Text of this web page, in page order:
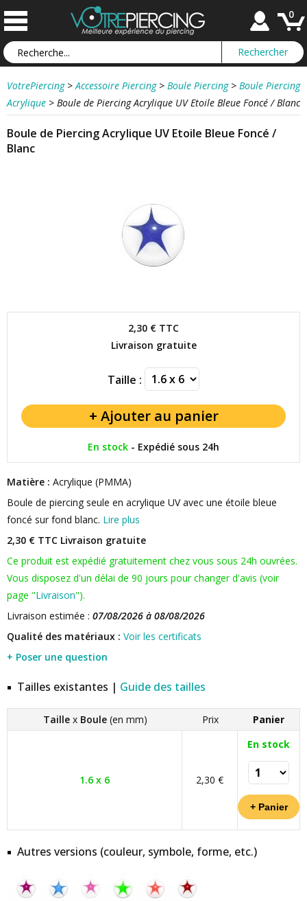
0
VotrePiercing > Accessoire Piercing > Boule Piercing > Boule Piercing
Acrylique > Boule de Piercing Acrylique UV Etoile Bleue Foncé / Blanc
Boule de Piercing Acrylique UV Etoile Bleue Foncé /
Blanc
2,30 € TTC
Livraison gratuite
Taille :
En stock - Expédié sous 24h
Matière : Acrylique (PMMA)
Boule de piercing seule en acrylique UV avec une étoile bleue
foncé sur fond blanc. Lire plus
2,30 € TTC Livraison gratuite
Ce produit est expédié gratuitement chez vous sous 24h ouvrées.
Vous disposez d'un délai de 90 jours pour changer d'avis (voir
page "Livraison").
Livraison estimée : 07/08/2026 à 08/08/2026
Qualité des matériaux : Voir les certificats
+ Poser une question
Tailles existantes | Guide des tailles
Taille x Boule (en mm) Prix Panier
1.6 x 6 2,30 €
En stock
Autres versions (couleur, symbole, forme, etc.)